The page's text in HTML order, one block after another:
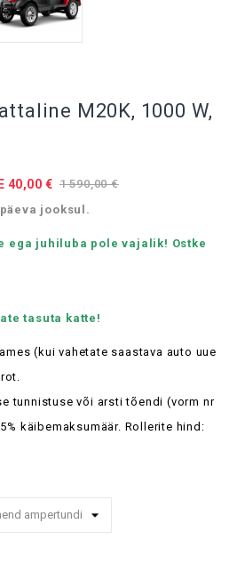
M20K, 1000 W,
40,00 € 1 590,00 €
jooksul.
ega juhiluba pole vajalik! Ostke
tasuta katte!
(kui vahetate saastava auto uue
tunnistuse või arsti tõendi (vorm nr
käibemaksumäär. Rollerite hind: